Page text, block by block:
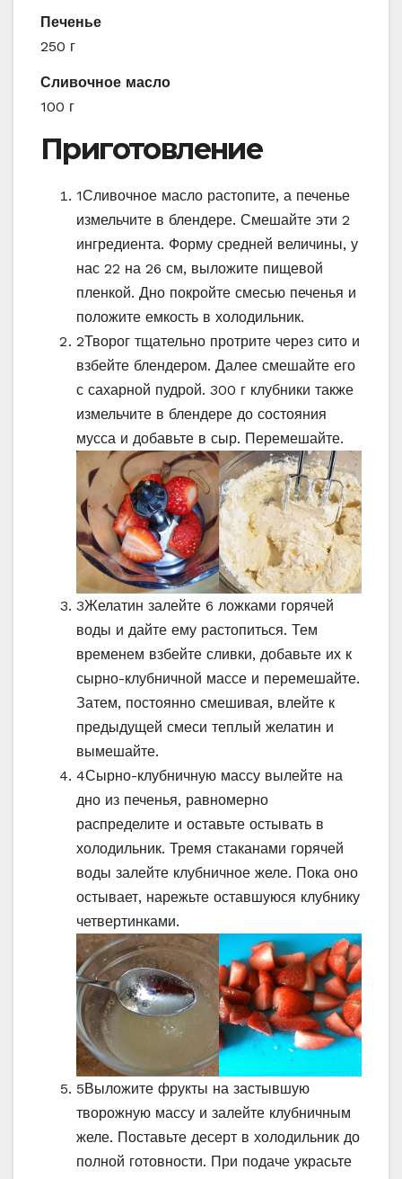
Печенье
250 г
Сливочное масло
100 г
Приготовление
1Сливочное масло растопите, а печенье
измельчите в блендере. Смешайте эти 2
ингредиента. Форму средней величины, у
нас 22 на 26 см, выложите пищевой
пленкой. Дно покройте смесью печенья и
положите емкость в холодильник.
2Творог тщательно протрите через сито и
взбейте блендером. Далее смешайте его
с сахарной пудрой. 300 г клубники также
измельчите в блендере до состояния
мусса и добавьте в сыр. Перемешайте.
3Желатин залейте 6 ложками горячей
воды и дайте ему растопиться. Тем
временем взбейте сливки, добавьте их к
сырно-клубничной массе и перемешайте.
Затем, постоянно смешивая, влейте к
предыдущей смеси теплый желатин и
вымешайте.
4Сырно-клубничную массу вылейте на
дно из печенья, равномерно
распределите и оставьте остывать в
холодильник. Тремя стаканами горячей
воды залейте клубничное желе. Пока оно
остывает, нарежьте оставшуюся клубнику
четвертинками.
5Выложите фрукты на застывшую
творожную массу и залейте клубничным
желе. Поставьте десерт в холодильник до
полной готовности. При подаче украсьте